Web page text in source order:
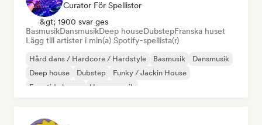
Curator För Spellistor
&gt; 1900 svar ges
BasmusikDansmusikDeep houseDubstepFranska huset
Lägg till artister i min(a) Spotify-spellista(r)
Hård dans / Hardcore / Hardstyle Basmusik
Dansmusik
Deep house
Dubstep
Funky / Jackin House
Framtida house
House-musik